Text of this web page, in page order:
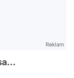
Reklam